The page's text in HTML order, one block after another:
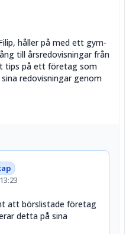
håller på med ett gym-
till årsredovisningar från
tips på ett företag som
redovisningar genom
att börslistade företag
detta på sina